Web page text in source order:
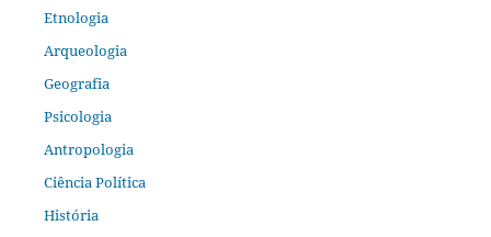
Etnologia
Arqueologia
Geografia
Psicologia
Antropologia
Ciência Política
História